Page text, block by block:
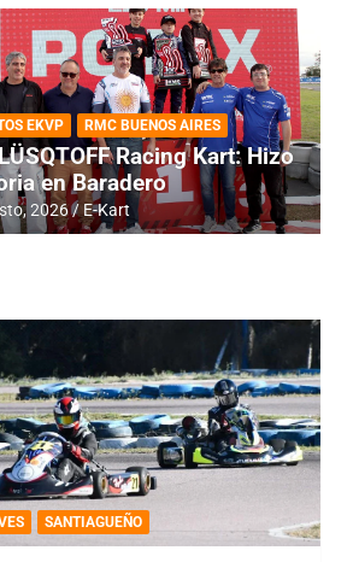
jornada
EKVP RMC BUENOS AIRES
Racing Kart: Hizo
en Baradero
2026 E-Kart
SANTIAGUEÑO
DE E-KART.COM.AR